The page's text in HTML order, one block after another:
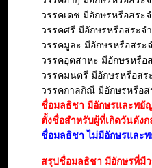
วรรคเดช มีอักษรหรือสระ
วรรคศรี มีอักษรหรือสระจ
วรรคมูละ มีอักษรหรือสระ
วรรคอุตสาหะ มีอักษรหรื
วรรคมนตรี มีอักษรหรือสร
วรรคกาลกิณี มีอักษรหรือ
ชื่อมลธิชา มีอักษรและพยั
ตั้งชื่อสำหรับผู้ที่เกิดวันดังก
ชื่อมลธิชา ไม่มีอักษรและ
สรุปชื่อมลธิชา มีอักษรที่มี